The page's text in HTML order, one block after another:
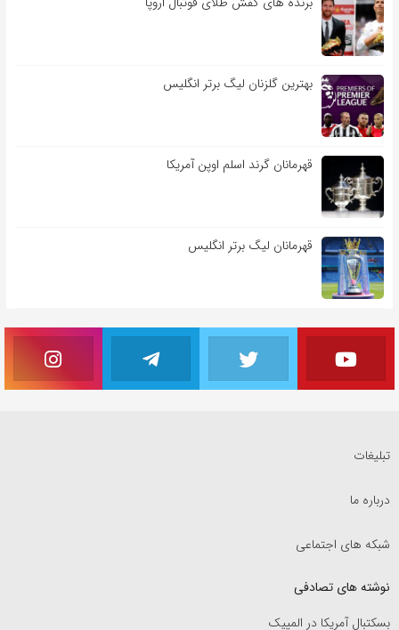
بهترین گلزنان لیگ برتر انگلیس
قهرمانان گرند اسلم اوپن آمریکا
قهرمانان لیگ برتر انگلیس
تبلیغات
درباره ما
شبکه های اجتماعی
نوشته های تصادفی
بسکتبال آمریکا در المپیک